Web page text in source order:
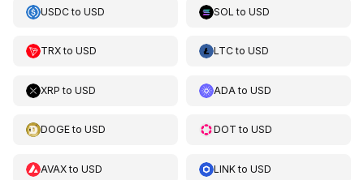
USDCto USD SOL toUSD
TRXto USD LTCtoUSD
XRP to USD ADA toUSD
DOGEto USD DOT toUSD
AVAXto USD LINKtoUSD